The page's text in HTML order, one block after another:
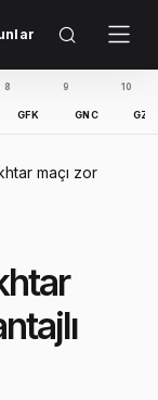
GNC GZT
maçı zor